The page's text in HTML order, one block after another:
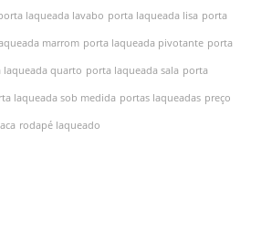
laqueada lavabo porta laqueada lisa porta
marrom porta laqueada pivotante porta
laqueada quarto porta laqueada sala porta
laqueada sob medida portas laqueadas preço
rodapé laqueado